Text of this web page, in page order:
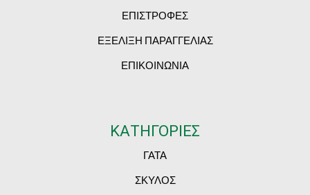
ΕΠΙΣΤΡΟΦΕΣ
ΕΞΕΛΙΞΗ ΠΑΡΑΓΓΕΛΙΑΣ
ΕΠΙΚΟΙΝΩΝΙΑ
ΚΑΤΗΓΟΡΙΕΣ
ΓΑΤΑ
ΣΚΥΛΟΣ